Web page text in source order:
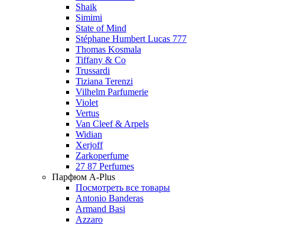
Shaik
Simimi
State of Mind
Stéphane Humbert Lucas 777
Thomas Kosmala
Tiffany & Co
Trussardi
Tiziana Terenzi
Vilhelm Parfumerie
Violet
Vertus
Van Cleef & Arpels
Widian
Xerjoff
Zarkoperfume
27 87 Perfumes
Парфюм A-Plus
Посмотреть все товары
Antonio Banderas
Armand Basi
Azzaro